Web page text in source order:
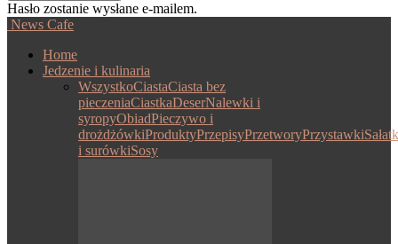
Hasło zostanie wysłane e-mailem.
News Cafe
Home
Jedzenie i kulinaria
WszystkoCiastaCiasta bez
pieczeniaCiastkaDeserNalewki i
syropyObiadPieczywo i
drożdżówkiProduktyPrzepisyPrzetworyPrzystawki
i surówkiSosy